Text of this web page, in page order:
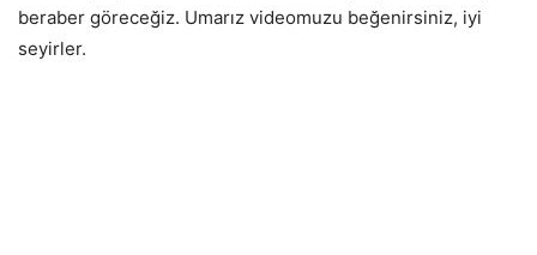
beraber göreceğiz. Umarız videomuzu beğenirsiniz, iyi
seyirler.